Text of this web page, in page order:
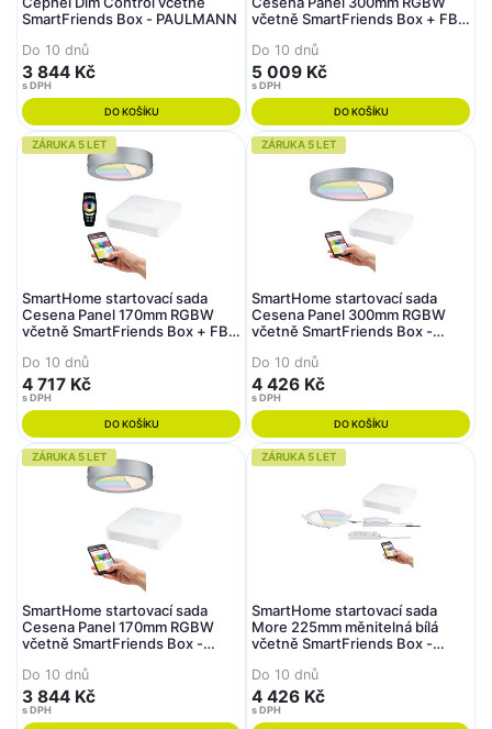
SmartFriends Box - PAULMANN
Do 10 dnů
3 844 Kč
s DPH
DO KOŠÍKU
včetně SmartFriends Box + FB -
Do 10 dnů
5 009 Kč
s DPH
DO KOŠÍKU
ZÁRUKA 5 LET
SmartHome startovací sada
Cesena Panel 170mm RGBW
včetně SmartFriends Box + FB -
Do 10 dnů
4 717 Kč
s DPH
DO KOŠÍKU
ZÁRUKA 5 LET
SmartHome startovací sada
Cesena Panel 300mm RGBW
včetně SmartFriends Box -
Do 10 dnů
4 426 Kč
s DPH
DO KOŠÍKU
ZÁRUKA 5 LET
SmartHome startovací sada
Cesena Panel 170mm RGBW
včetně SmartFriends Box -
Do 10 dnů
3 844 Kč
s DPH
ZÁRUKA 5 LET
SmartHome startovací sada
More 225mm měnitelná bílá
včetně SmartFriends Box -
Do 10 dnů
4 426 Kč
s DPH